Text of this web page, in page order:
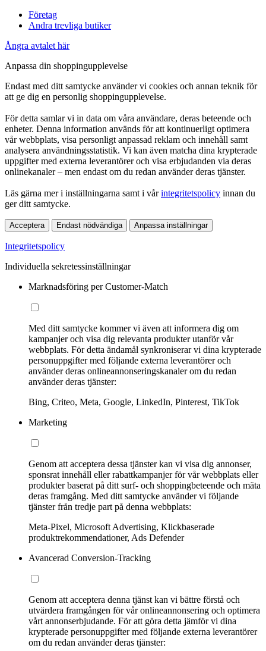
Företag
Andra trevliga butiker
Ångra avtalet här
Anpassa din shoppingupplevelse
Endast med ditt samtycke använder vi cookies och annan teknik för
att ge dig en personlig shoppingupplevelse.
För detta samlar vi in data om våra användare, deras beteende och
enheter. Denna information används för att kontinuerligt optimera
vår webbplats, visa personligt anpassad reklam och innehåll samt
analysera användningsstatistik. Vi kan även matcha dina krypterade
uppgifter med externa leverantörer och visa erbjudanden via deras
onlinekanaler – men endast om du redan använder deras tjänster.
Läs gärna mer i inställningarna samt i vårintegritetspolicy innan du
ger ditt samtycke.
Acceptera Endast nödvändiga Anpassa inställningar
Integritetspolicy
Individuella sekretessinställningar
Marknadsföring per Customer-Match
Med ditt samtycke kommer vi även att informera dig om
kampanjer och visa dig relevanta produkter utanför vår
webbplats. För detta ändamål synkroniserar vi dina krypterade
personuppgifter med följande externa leverantörer och
använder deras onlineannonseringskanaler om du redan
använder deras tjänster:
Bing, Criteo, Meta, Google, LinkedIn, Pinterest, TikTok
Marketing
Genom att acceptera dessa tjänster kan vi visa dig annonser,
sponsrat innehåll eller rabattkampanjer för vår webbplats eller
produkter baserat på ditt surf- och shoppingbeteende och mäta
deras framgång. Med ditt samtycke använder vi följande
tjänster från tredje part på denna webbplats:
Meta-Pixel, Microsoft Advertising, Klickbaserade
produktrekommendationer, Ads Defender
Avancerad Conversion-Tracking
Genom att acceptera denna tjänst kan vi bättre förstå och
utvärdera framgången för vår onlineannonsering och optimera
vårt annonserbjudande. För att göra detta jämför vi dina
krypterade personuppgifter med följande externa leverantörer
om du redan använder deras tjänster: